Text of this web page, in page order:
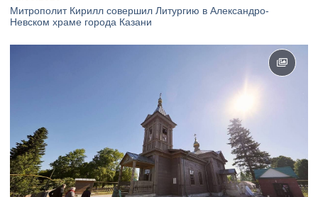
Митрополит Кирилл совершил Литургию в Александро-
Невском храме города Казани